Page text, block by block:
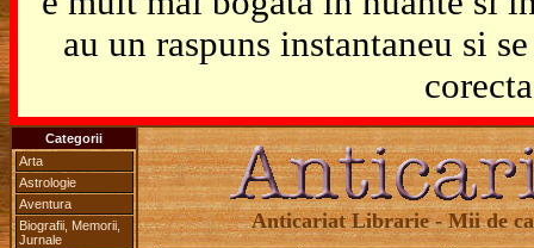
au un raspuns instantaneu si
Categorii
Arta
Astrologie
Aventura
Biografii, Memorii,
Jurnale
Anticariat Librarie - Mii de